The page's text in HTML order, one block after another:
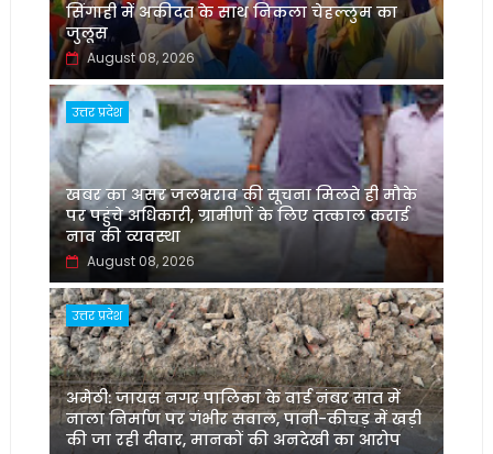
सिंगाही में अकीदत के साथ निकला चेहल्लुम का
जुलूस
August 08, 2026
उत्तर प्रदेश
खबर का असर जलभराव की सूचना मिलते ही मौके
पर पहुंचे अधिकारी, ग्रामीणों के लिए तत्काल कराई
नाव की व्यवस्था
August 08, 2026
उत्तर प्रदेश
अमेठी: जायस नगर पालिका के वार्ड नंबर सात में
नाला निर्माण पर गंभीर सवाल, पानी-कीचड़ में खड़ी
की जा रही दीवार, मानकों की अनदेखी का आरोप